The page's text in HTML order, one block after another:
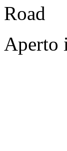
Road
Aperto